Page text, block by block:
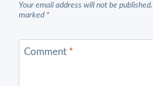
Your email address will not be published.
marked *
Comment *